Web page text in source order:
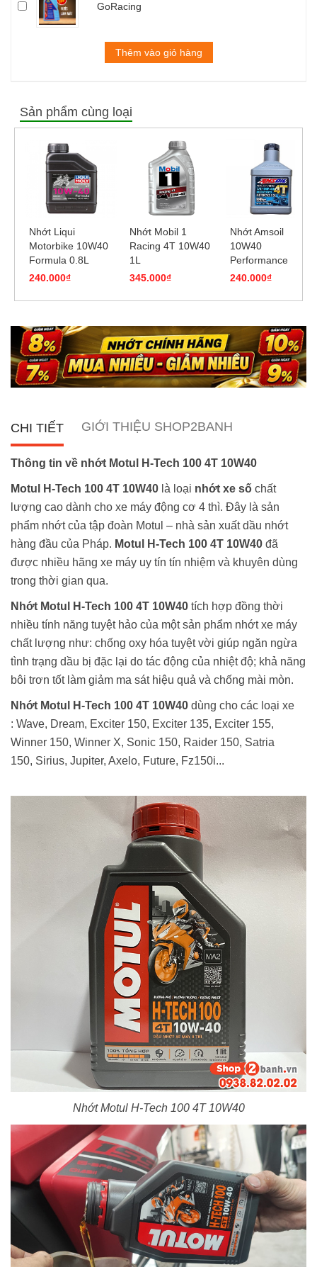
GoRacing
Thêm vào giỏ hàng
Sản phẩm cùng loại
Nhớt Liqui
Motorbike 10W40
Formula 0.8L
240.000₫
Nhớt Mobil 1
Racing 4T 10W40
1L
345.000₫
Nhớt Amsoil
10W40
Performance
946ml
240.000₫
CHI TIẾT GIỚI THIỆU SHOP2BANH
Thông tin về nhớt Motul H-Tech 100 4T 10W40
Motul H-Tech 100 4T 10W40 là loại nhớt xe số chất
lượng cao dành cho xe máy động cơ 4 thì. Đây là sản
phẩm nhớt của tập đoàn Motul – nhà sản xuất dầu nhớt
hàng đầu của Pháp. Motul H-Tech 100 4T 10W40 đã
được nhiều hãng xe máy uy tín tín nhiệm và khuyên dùng
trong thời gian qua.
Nhớt Motul H-Tech 100 4T 10W40 tích hợp đồng thời
nhiều tính năng tuyệt hảo của một sản phẩm nhớt xe máy
chất lượng như: chống oxy hóa tuyệt vời giúp ngăn ngừa
tình trạng dầu bị đặc lại do tác động của nhiệt độ; khả năng
bôi trơn tốt làm giảm ma sát hiệu quả và chống mài mòn.
Nhớt Motul H-Tech 100 4T 10W40 dùng cho các loại xe
: Wave, Dream, Exciter 150, Exciter 135, Exciter 155,
Winner 150, Winner X, Sonic 150, Raider 150, Satria
150, Sirius, Jupiter, Axelo, Future, Fz150i...
Nhớt Motul H-Tech 100 4T 10W40